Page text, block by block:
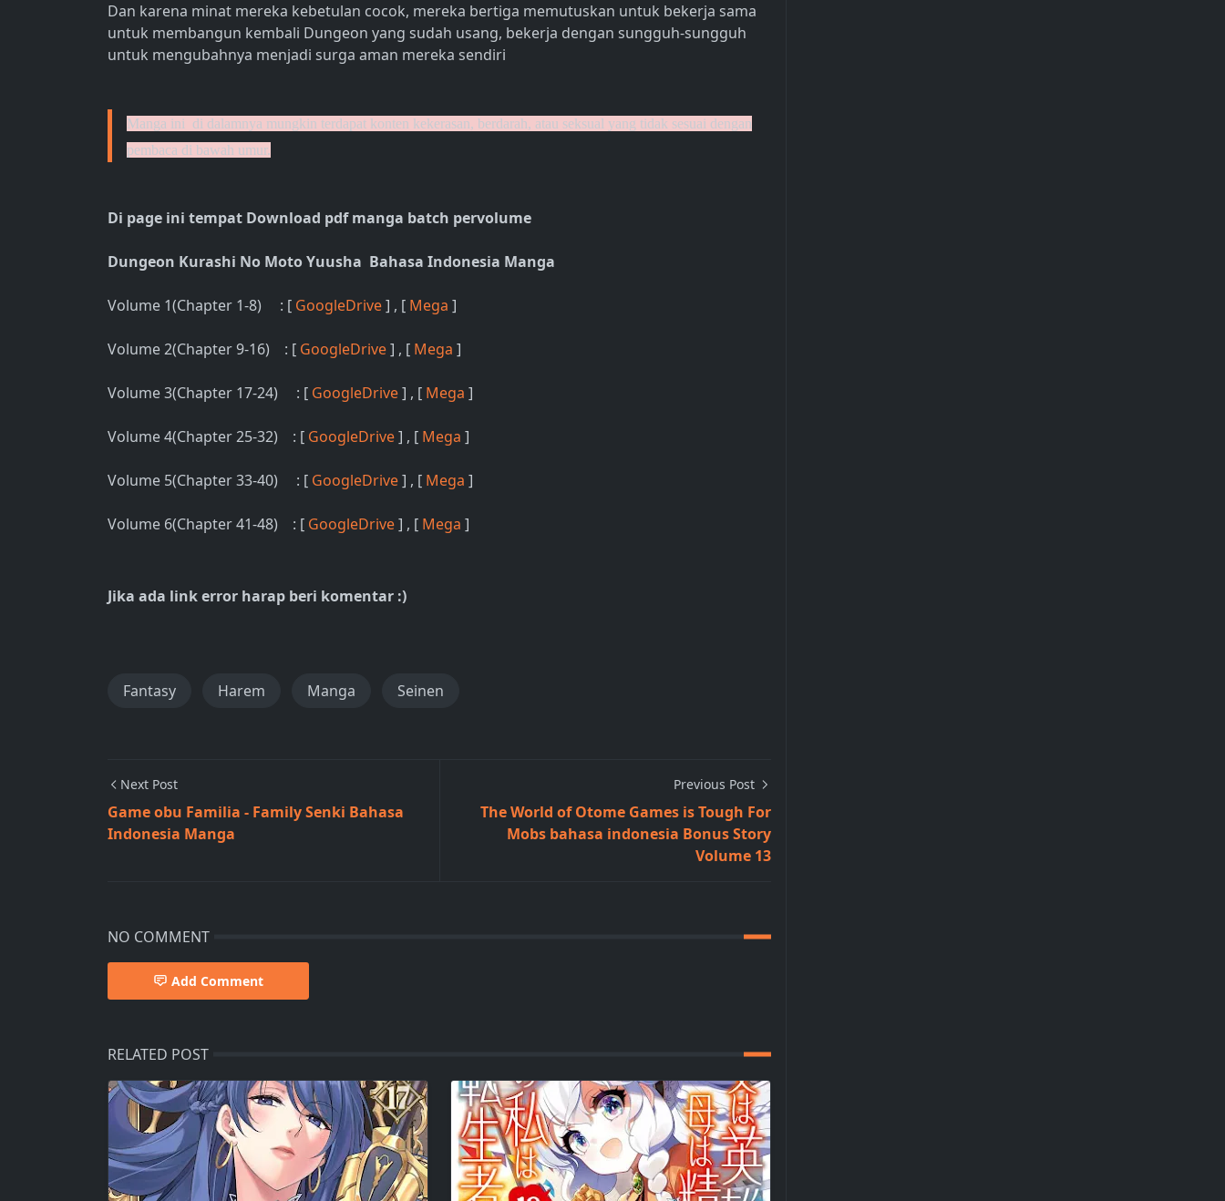
Dan karena minat mereka kebetulan cocok, mereka bertiga memutuskan untuk bekerja sama
untuk membangun kembali Dungeon yang sudah usang, bekerja dengan sungguh-sungguh
untuk mengubahnya menjadi surga aman mereka sendiri
Manga ini di dalamnya mungkin terdapat konten kekerasan, berdarah, atau seksual yang tidak sesuai dengan
pembaca di bawah umur.
Di page ini tempat Download pdf manga batch pervolume
Dungeon Kurashi No Moto Yuusha Bahasa Indonesia Manga
Volume 1(Chapter 1-8) : [ GoogleDrive] , [ Mega ]
Volume 2(Chapter 9-16) : [ GoogleDrive] , [ Mega ]
Volume 3(Chapter 17-24) : [ GoogleDrive] , [ Mega ]
Volume 4(Chapter 25-32) : [ GoogleDrive] , [ Mega ]
Volume 5(Chapter 33-40) : [ GoogleDrive] , [ Mega ]
Volume 6(Chapter 41-48) : [ GoogleDrive] , [ Mega ]
Jika ada link error harap beri komentar :)
Fantasy Harem Manga Seinen
Next Post
Game obu Familia - Family Senki Bahasa
Indonesia Manga
Previous Post
The World of Otome Games is Tough For
Mobs bahasa indonesia Bonus Story
Volume 13
NO COMMENT
Add Comment
RELATED POST